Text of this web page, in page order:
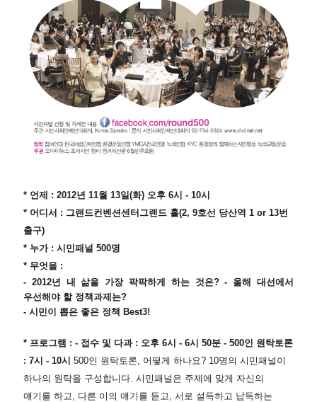
* 언제 : 2012년 11월 13일(화) 오후 6시 - 10시
* 어디서 : 그랜드컨벤션센터그랜드 홀(2, 9호선 당산역 1 or 13번
출구)
* 누가 : 시민패널 500명
* 무엇을 :
- 2012년 내 삶을 가장 팍팍하게 하는 것은? - 올해 대선에서
우선해야 할 정책과제는?
- 시민이 뽑은 좋은 정책 Best3!
* 프로그램 : - 접수 및 다과 : 오후 6시 - 6시 50분 - 500인 원탁토론
: 7시 - 10시 500인 원탁토론, 어떻게 하나요? 10명의 시민패널이
하나의 원탁을 구성합니다. 시민패널은 주제에 맞게 자신의
얘기를 하고, 다른 이의 얘기를 듣고, 서로 설득하고 납득하는